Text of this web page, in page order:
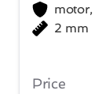
motor,
2 mm
Price